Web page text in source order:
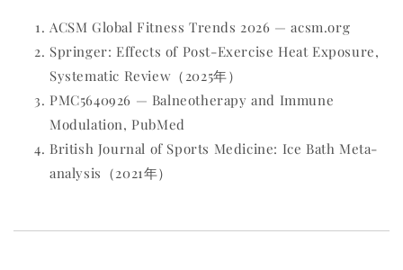
ACSM Global Fitness Trends 2026 — acsm.org
Springer: Effects of Post-Exercise Heat Exposure,
Systematic Review（2025年）
PMC5640926 — Balneotherapy and Immune
Modulation, PubMed
British Journal of Sports Medicine: Ice Bath Meta-
analysis（2021年）